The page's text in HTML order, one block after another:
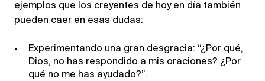
ejemplos que los creyentes de hoy en día también
pueden caer en esas dudas:
Experimentando una gran desgracia: “¿Por qué,
Dios, no has respondido a mis oraciones? ¿Por
qué no me has ayudado?”.